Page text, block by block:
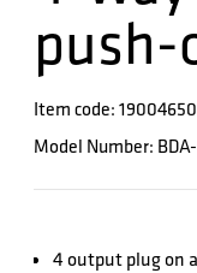
Item code: 19004650
Model Number:
4 output plug on